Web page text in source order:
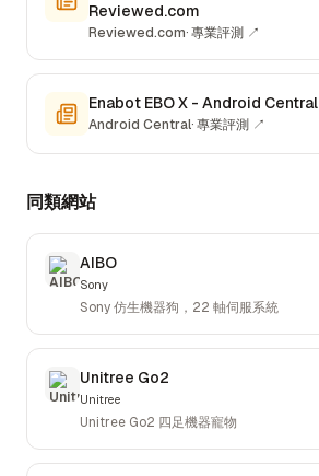
Reviewed.com
Reviewed.com·專業評測 ↗
Enabot EBO X - Android Central
Android Central·專業評測 ↗
同類網站
AIBO
Sony
Sony 仿生機器狗，22 軸伺服系統
Unitree Go2
Unitree
Unitree Go2 四足機器寵物